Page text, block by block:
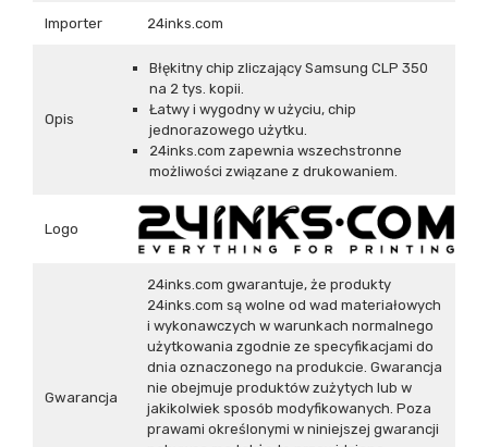
Importer 24inks.com
Opis
Błękitny chip zliczający Samsung CLP 350
na 2 tys. kopii.
Łatwy i wygodny w użyciu, chip
jednorazowego użytku.
24inks.com zapewnia wszechstronne
możliwości związane z drukowaniem.
Logo
Gwarancja
24inks.com gwarantuje, że produkty
24inks.com są wolne od wad materiałowych
i wykonawczych w warunkach normalnego
użytkowania zgodnie ze specyfikacjami do
dnia oznaczonego na produkcie. Gwarancja
nie obejmuje produktów zużytych lub w
jakikolwiek sposób modyfikowanych. Poza
prawami określonymi w niniejszej gwarancji